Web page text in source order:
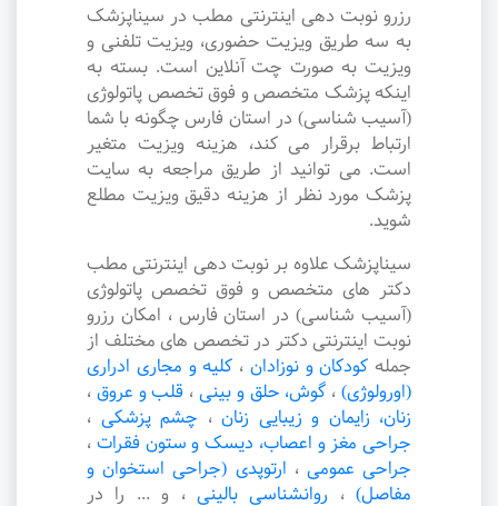
رزرو نوبت دهی اینترنتی مطب در سیناپزشک
به سه طریق ویزیت حضوری، ویزیت تلفنی و
ویزیت به صورت چت آنلاین است. بسته به
اینکه پزشک متخصص و فوق تخصص پاتولوژی
(آسیب شناسی) در استان فارس چگونه با شما
ارتباط برقرار می کند، هزینه ویزیت متغیر
است. می توانید از طریق مراجعه به سایت
پزشک مورد نظر از هزینه دقیق ویزیت مطلع
شوید.
سیناپزشک علاوه بر نوبت دهی اینترنتی مطب
دکتر های متخصص و فوق تخصص پاتولوژی
(آسیب شناسی) در استان فارس ، امکان رزرو
نوبت اینترنتی دکتر در تخصص های مختلف از
جمله کودکان و نوزادان ، کلیه و مجاری ادراری
(اورولوژی) ، گوش، حلق و بینی ، قلب و عروق ،
زنان، زایمان و زیبایی زنان ، چشم پزشکی ،
جراحی مغز و اعصاب، دیسک و ستون فقرات ،
جراحی عمومی ، ارتوپدی (جراحی استخوان و
مفاصل) ، روانشناسی بالینی ، و ... را در